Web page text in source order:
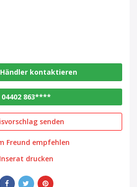
kontaktieren
04402 863****
senden
Freund empfehlen
Inserat drucken